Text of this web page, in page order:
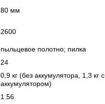
80 мм
2600
пыльцевое полотно; пилка
24
0,9 кг (без аккумулятора, 1,3 кг с
аккумулятором)
1.56